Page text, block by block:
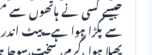
جیسے کسی نے ہاتھوں سے
سے پکڑا ہوا ہے۔پیٹ